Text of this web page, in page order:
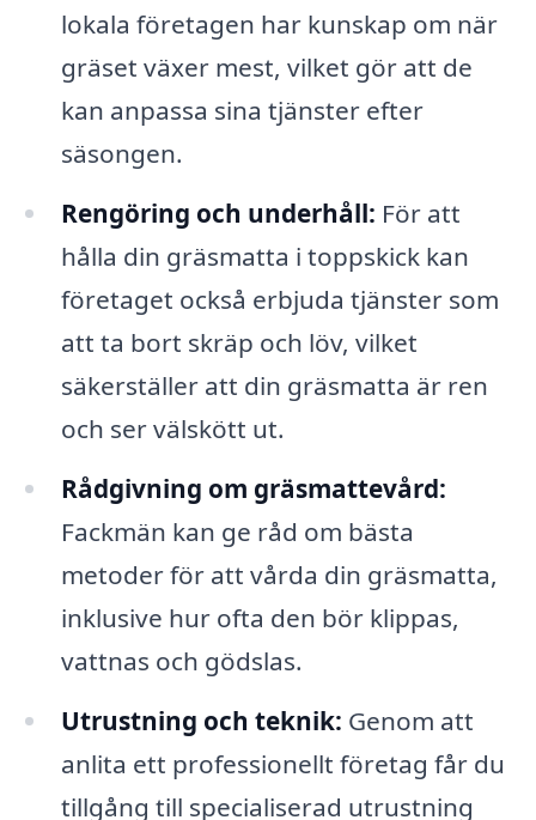
lokala företagen har kunskap om när
gräset växer mest, vilket gör att de
kan anpassa sina tjänster efter
säsongen.
Rengöring och underhåll: För att
hålla din gräsmatta i toppskick kan
företaget också erbjuda tjänster som
att ta bort skräp och löv, vilket
säkerställer att din gräsmatta är ren
och ser välskött ut.
Rådgivning om gräsmattevård:
Fackmän kan ge råd om bästa
metoder för att vårda din gräsmatta,
inklusive hur ofta den bör klippas,
vattnas och gödslas.
Utrustning och teknik: Genom att
anlita ett professionellt företag får du
tillgång till specialiserad utrustning